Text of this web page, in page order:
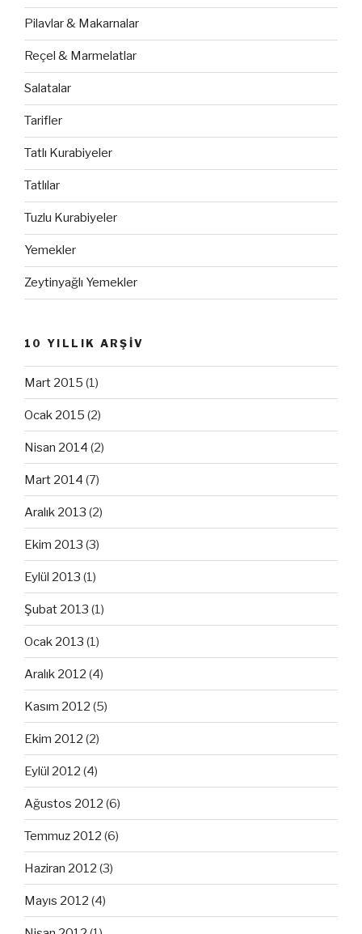
Pilavlar & Makarnalar
Reçel & Marmelatlar
Salatalar
Tarifler
Tatlı Kurabiyeler
Tatlılar
Tuzlu Kurabiyeler
Yemekler
Zeytinyağlı Yemekler
10 YILLIK ARŞİV
Mart 2015 (1)
Ocak 2015 (2)
Nisan 2014 (2)
Mart 2014 (7)
Aralık 2013 (2)
Ekim 2013 (3)
Eylül 2013 (1)
Şubat 2013 (1)
Ocak 2013 (1)
Aralık 2012 (4)
Kasım 2012 (5)
Ekim 2012 (2)
Eylül 2012 (4)
Ağustos 2012 (6)
Temmuz 2012 (6)
Haziran 2012 (3)
Mayıs 2012 (4)